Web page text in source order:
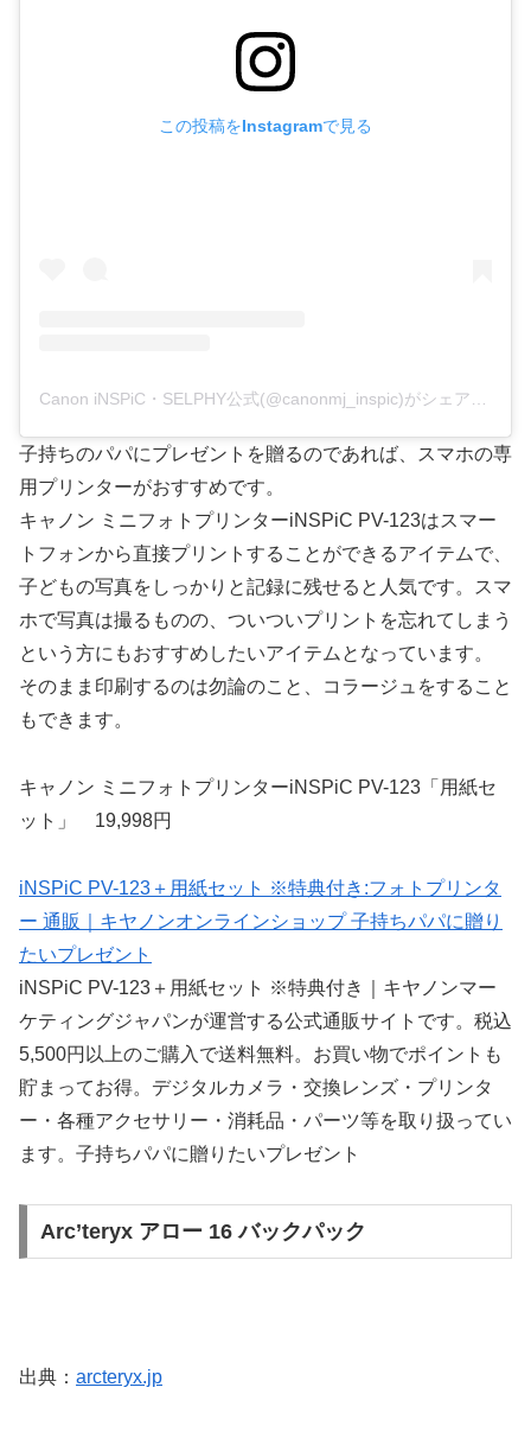
この投稿をInstagramで見る
子持ちのパパにプレゼントを贈るのであれば、スマホの専
用プリンターがおすすめです。
キャノン ミニフォトプリンターiNSPiC PV-123はスマー
トフォンから直接プリントすることができるアイテムで、
子どもの写真をしっかりと記録に残せると人気です。スマ
ホで写真は撮るものの、ついついプリントを忘れてしまう
という方にもおすすめしたいアイテムとなっています。
そのまま印刷するのは勿論のこと、コラージュをすること
もできます。
キャノン ミニフォトプリンターiNSPiC PV-123「用紙セ
ット」 19,998円
iNSPiC PV-123＋用紙セット ※特典付き:フォトプリンタ
ー 通販｜キヤノンオンラインショップ 子持ちパパに贈り
たいプレゼント
iNSPiC PV-123＋用紙セット ※特典付き｜キヤノンマー
ケティングジャパンが運営する公式通販サイトです。税込
5,500円以上のご購入で送料無料。お買い物でポイントも
貯まってお得。デジタルカメラ・交換レンズ・プリンタ
ー・各種アクセサリー・消耗品・パーツ等を取り扱ってい
ます。子持ちパパに贈りたいプレゼント
Arc’teryx アロー 16 バックパック
出典： arcteryx.jp